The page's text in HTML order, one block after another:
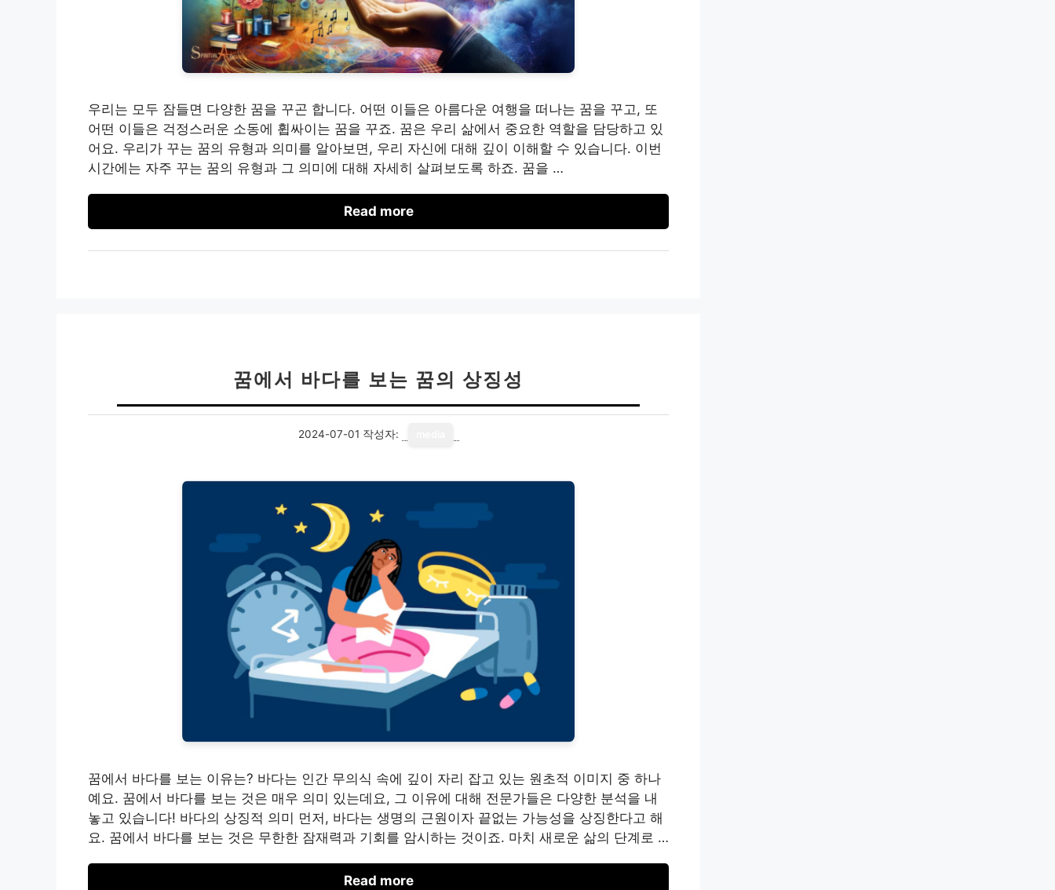
우리는 모두 잠들면 다양한 꿈을 꾸곤 합니다. 어떤 이들은 아름다운 여행을 떠나는 꿈을 꾸고, 또
어떤 이들은 걱정스러운 소동에 휩싸이는 꿈을 꾸죠. 꿈은 우리 삶에서 중요한 역할을 담당하고 있
어요. 우리가 꾸는 꿈의 유형과 의미를 알아보면, 우리 자신에 대해 깊이 이해할 수 있습니다. 이번
시간에는 자주 꾸는 꿈의 유형과 그 의미에 대해 자세히 살펴보도록 하죠. 꿈을 …
Read more
꿈에서 바다를 보는 꿈의 상징성
2024-07-01 작성자:
꿈에서 바다를 보는 이유는? 바다는 인간 무의식 속에 깊이 자리 잡고 있는 원초적 이미지 중 하나
예요. 꿈에서 바다를 보는 것은 매우 의미 있는데요, 그 이유에 대해 전문가들은 다양한 분석을 내
놓고 있습니다! 바다의 상징적 의미 먼저, 바다는 생명의 근원이자 끝없는 가능성을 상징한다고 해
요. 꿈에서 바다를 보는 것은 무한한 잠재력과 기회를 암시하는 것이죠. 마치 새로운 삶의 단계로 …
Read more